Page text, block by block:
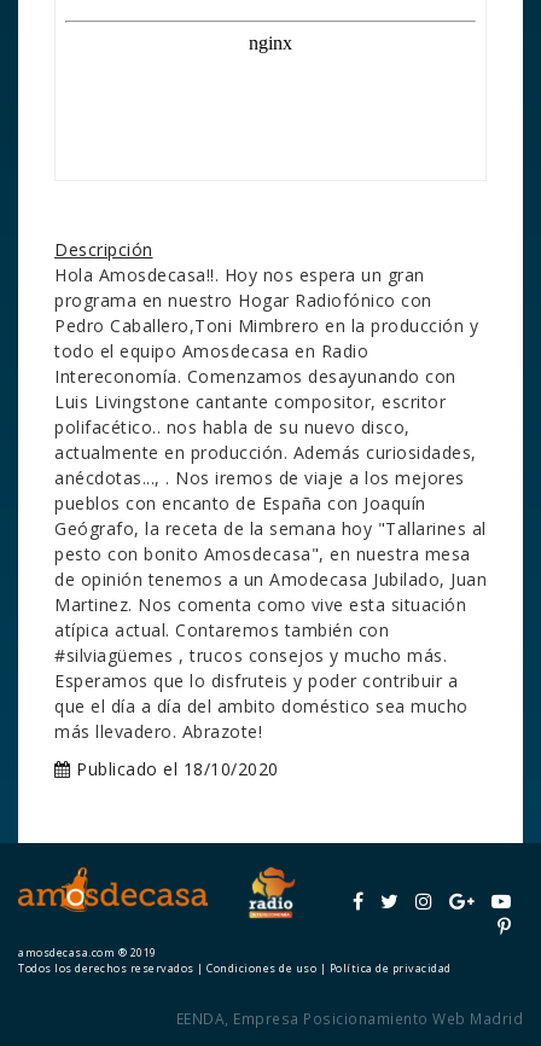
Descripción
Hola Amosdecasa!!. Hoy nos espera un gran
programa en nuestro Hogar Radiofónico con
Pedro Caballero,Toni Mimbrero en la producción y
todo el equipo Amosdecasa en Radio
Intereconomía. Comenzamos desayunando con
Luis Livingstone cantante compositor, escritor
polifacético.. nos habla de su nuevo disco,
actualmente en producción. Además curiosidades,
anécdotas..., . Nos iremos de viaje a los mejores
pueblos con encanto de España con Joaquín
Geógrafo, la receta de la semana hoy "Tallarines al
pesto con bonito Amosdecasa", en nuestra mesa
de opinión tenemos a un Amodecasa Jubilado, Juan
Martinez. Nos comenta como vive esta situación
atípica actual. Contaremos también con
#silviagüemes , trucos consejos y mucho más.
Esperamos que lo disfruteis y poder contribuir a
que el día a día del ambito doméstico sea mucho
más llevadero. Abrazote!
Publicado el 18/10/2020
amosdecasa.com ® 2019
Todos los derechos reservados | Condiciones de uso | Política de privacidad
EENDA Empresa Posicionamiento Web Madrid